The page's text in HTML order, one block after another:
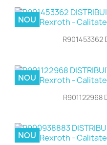
R901453362
NOU
R901122968
NOU
NOU